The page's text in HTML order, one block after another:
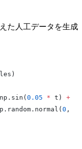
た人工データを生成
0.05 * t) +
0